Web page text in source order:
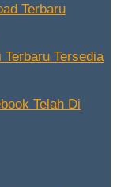
Terbaru
Tersedia
Telah Di